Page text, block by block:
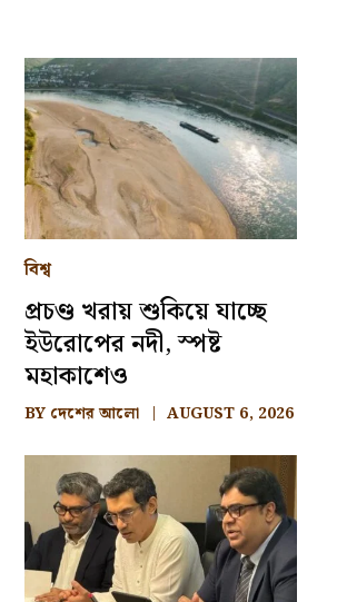
বিশ্ব
প্রচণ্ড খরায় শুকিয়ে যাচ্ছে
ইউরোপের নদী, স্পষ্ট
মহাকাশেও
BY দেশের আলো AUGUST 6, 2026